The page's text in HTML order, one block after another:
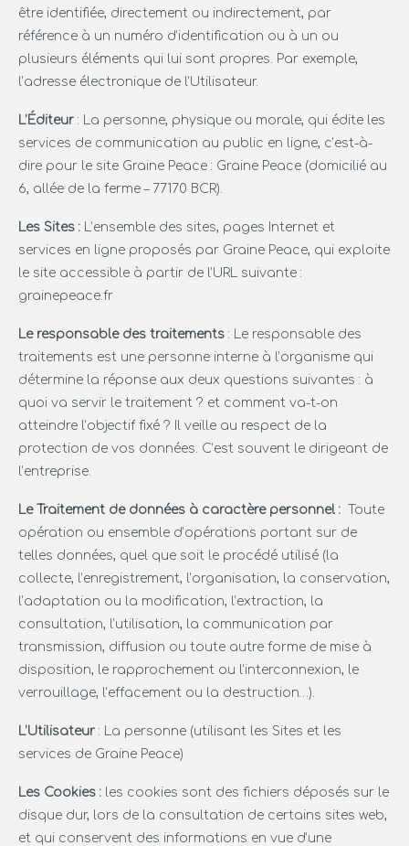
être identifiée, directement ou indirectement, par
référence à un numéro d’identification ou à un ou
plusieurs éléments qui lui sont propres. Par exemple,
l’adresse électronique de l’Utilisateur.
L’Éditeur : La personne, physique ou morale, qui édite les
services de communication au public en ligne, c’est-à-
dire pour le site Graine Peace : Graine Peace (domicilié au
6, allée de la ferme – 77170 BCR).
Les Sites : L’ensemble des sites, pages Internet et
services en ligne proposés par Graine Peace, qui exploite
le site accessible à partir de l’URL suivante :
grainepeace.fr
Le responsable des traitements : Le responsable des
traitements est une personne interne à l’organisme qui
détermine la réponse aux deux questions suivantes : à
quoi va servir le traitement ? et comment va-t-on
atteindre l’objectif fixé ? Il veille au respect de la
protection de vos données. C’est souvent le dirigeant de
l’entreprise.
Le Traitement de données à caractère personnel :
Toute
opération ou ensemble d’opérations portant sur de
telles données, quel que soit le procédé utilisé (la
collecte, l’enregistrement, l’organisation, la conservation,
l’adaptation ou la modification, l’extraction, la
consultation, l’utilisation, la communication par
transmission, diffusion ou toute autre forme de mise à
disposition, le rapprochement ou l’interconnexion, le
verrouillage, l’effacement ou la destruction…).
L’Utilisateur : La personne (utilisant les Sites et les
services de Graine Peace)
Les Cookies : les cookies sont des fichiers déposés sur le
disque dur, lors de la consultation de certains sites web,
et qui conservent des informations en vue d’une